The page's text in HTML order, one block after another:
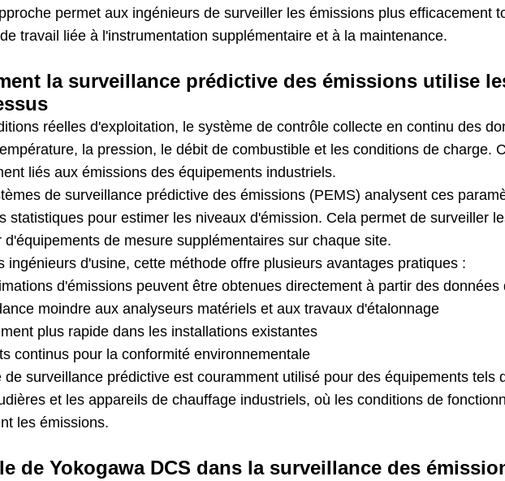
permet aux ingénieurs de surveiller les émissions plus efficacement
travail liée à l'instrumentation supplémentaire et à la maintenance.
la surveillance prédictive des émissions utilise
réelles d'exploitation, le système de contrôle collecte en continu des
la pression, le débit de combustible et les conditions de charge.
liés aux émissions des équipements industriels.
de surveillance prédictive des émissions (PEMS) analysent ces
statistiques pour estimer les niveaux d'émission. Cela permet de surveiller
d'équipements de mesure supplémentaires sur chaque site.
ingénieurs d'usine, cette méthode offre plusieurs avantages pratiques :
d'émissions peuvent être obtenues directement à partir des
moindre aux analyseurs matériels et aux travaux d'étalonnage
plus rapide dans les installations existantes
continus pour la conformité environnementale
de surveillance prédictive est couramment utilisé pour des équipements tels
et les appareils de chauffage industriels, où les conditions de
les émissions.
deYokogawa DCS dans la surveillance des